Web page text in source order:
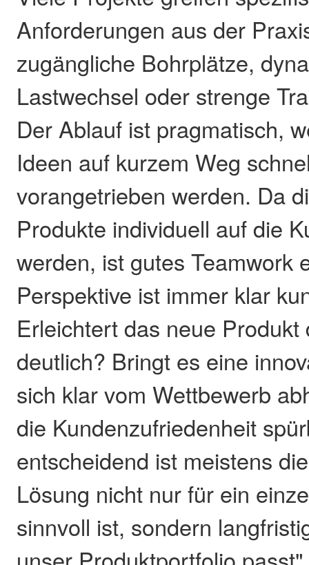
Anforderungen aus der
zugängliche Bohrplätze,
Lastwechsel oder strenge
Der Ablauf ist pragmatisch,
Ideen auf kurzem Weg
vorangetrieben werden. Da
Produkte individuell auf die
werden, ist gutes Teamwork
Perspektive ist immer klar
Erleichtert das neue
deutlich? Bringt es eine
sich klar vom Wettbewerb
die Kundenzufriedenheit
entscheidend ist meistens
Lösung nicht nur für ein
sinnvoll ist, sondern